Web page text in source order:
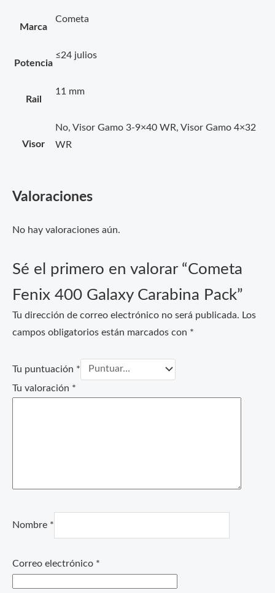
Marca
Cometa
Potencia
≤24 julios
Rail
11 mm
Visor
No, Visor Gamo 3-9×40 WR, Visor Gamo 4×32
WR
Valoraciones
No hay valoraciones aún.
Sé el primero en valorar “Cometa
Fenix 400 Galaxy Carabina Pack”
Tu dirección de correo electrónico no será publicada. Los
campos obligatorios están marcados con *
Tu puntuación *
Tu valoración *
Nombre *
Correo electrónico *